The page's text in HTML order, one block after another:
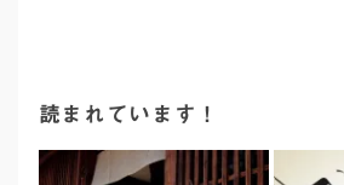
読まれています！